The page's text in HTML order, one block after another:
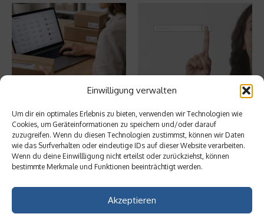
Einwilligung verwalten
Um dir ein optimales Erlebnis zu bieten, verwenden wir Technologien wie
Cookies, um Geräteinformationen zu speichern und/oder darauf
zuzugreifen. Wenn du diesen Technologien zustimmst, können wir Daten
wie das Surfverhalten oder eindeutige IDs auf dieser Website verarbeiten.
Wenn du deine Einwillligung nicht erteilst oder zurückziehst, können
bestimmte Merkmale und Funktionen beeinträchtigt werden.
Akzeptieren
Ist Fulfillment noch ein
30. Mai 2026
Welche Auswirkungen haben
26. Mai 2026
Aktuelles